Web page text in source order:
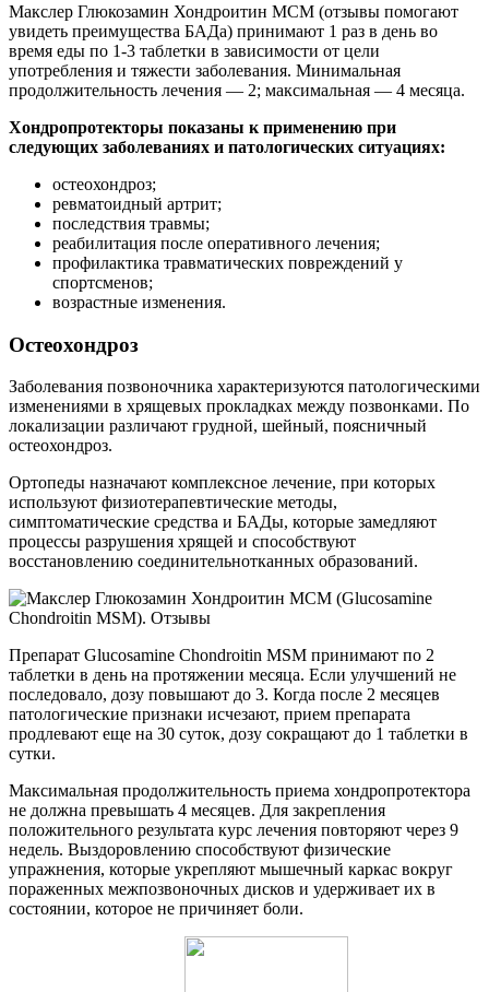
Макслер Глюкозамин Хондроитин МСМ (отзывы помогают
увидеть преимущества БАДа) принимают 1 раз в день во
время еды по 1-3 таблетки в зависимости от цели
употребления и тяжести заболевания. Минимальная
продолжительность лечения — 2; максимальная — 4 месяца.
Хондропротекторы показаны к применению при
следующих заболеваниях и патологических ситуациях:
остеохондроз;
ревматоидный артрит;
последствия травмы;
реабилитация после оперативного лечения;
профилактика травматических повреждений у
спортсменов;
возрастные изменения.
Остеохондроз
Заболевания позвоночника характеризуются патологическими
изменениями в хрящевых прокладках между позвонками. По
локализации различают грудной, шейный, поясничный
остеохондроз.
Ортопеды назначают комплексное лечение, при которых
используют физиотерапевтические методы,
симптоматические средства и БАДы, которые замедляют
процессы разрушения хрящей и способствуют
восстановлению соединительнотканных образований.
Препарат Glucosamine Chondroitin MSM принимают по 2
таблетки в день на протяжении месяца. Если улучшений не
последовало, дозу повышают до 3. Когда после 2 месяцев
патологические признаки исчезают, прием препарата
продлевают еще на 30 суток, дозу сокращают до 1 таблетки в
сутки.
Максимальная продолжительность приема хондропротектора
не должна превышать 4 месяцев. Для закрепления
положительного результата курс лечения повторяют через 9
недель. Выздоровлению способствуют физические
упражнения, которые укрепляют мышечный каркас вокруг
пораженных межпозвоночных дисков и удерживает их в
состоянии, которое не причиняет боли.